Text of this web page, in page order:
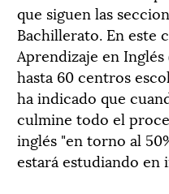
que siguen las
Bachillerato. En este
Aprendizaje en Inglés
hasta 60 centros
ha indicado que
culmine todo el
inglés "en torno al
estará estudiando en